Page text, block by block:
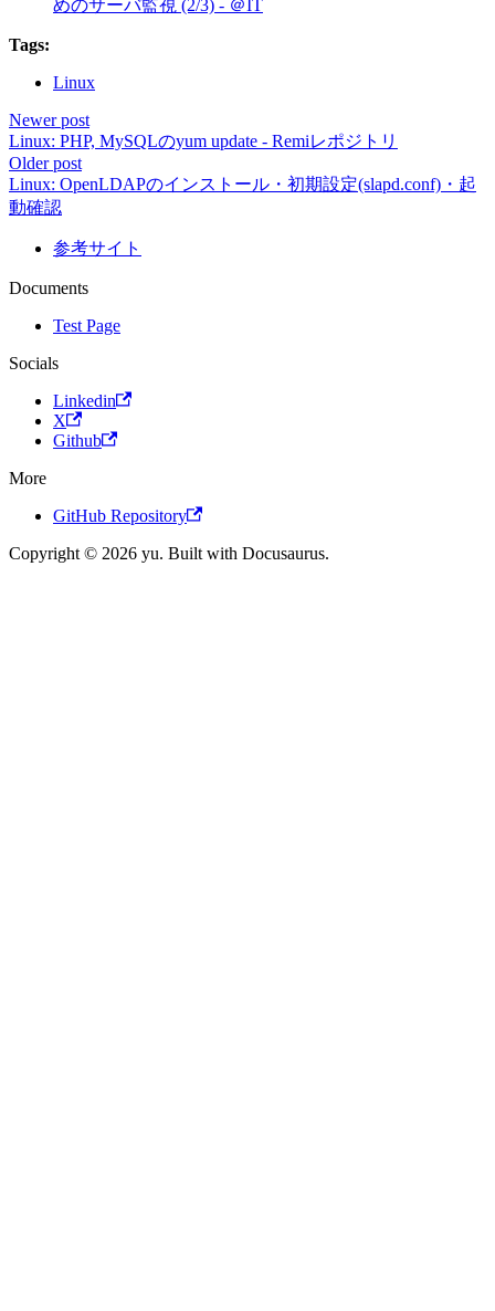
めのサーバ監視 (2/3) - ＠IT
Tags:
Linux
Newer post
Linux: PHP, MySQLのyum update - Remiレポジトリ
Older post
Linux: OpenLDAPのインストール・初期設定(slapd.conf)・起
動確認
参考サイト
Documents
Test Page
Socials
Linkedin
X
Github
More
GitHub Repository
Copyright © 2026 yu. Built with Docusaurus.